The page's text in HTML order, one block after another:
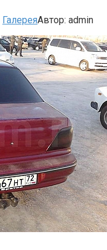
ГалереяАвтор: admin